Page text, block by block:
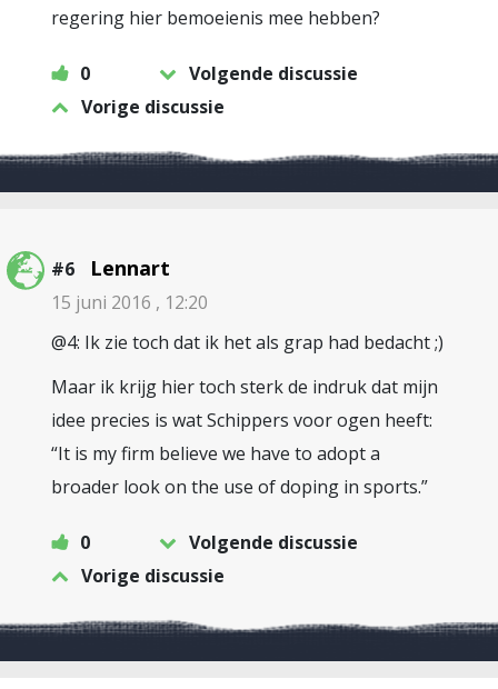
regering hier bemoeienis mee hebben?
0
Volgende discussie
Vorige discussie
#6 Lennart
15 juni 2016 , 12:20
@4: Ik zie toch dat ik het als grap had bedacht ;)
Maar ik krijg hier toch sterk de indruk dat mijn
idee precies is wat Schippers voor ogen heeft:
“It is my firm believe we have to adopt a
broader look on the use of doping in sports.”
0
Volgende discussie
Vorige discussie